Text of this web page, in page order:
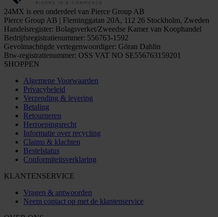
24MX is een onderdeel van Pierce Group AB
Pierce Group AB | Fleminggatan 20A, 112 26 Stockholm, Zweden
Handelsregister: Bolagsverket/Zweedse Kamer van Koophandel
Bedrijfsregistratienummer: 556763-1592
Gevolmachtigde vertegenwoordiger: Göran Dahlin
Btw-registratienummer: OSS VAT NO SE556763159201
SHOPPEN
Algemene Voorwaarden
Privacybeleid
Verzending & levering
Betaling
Retourneren
Herroepingsrecht
Informatie over recycling
Claims & klachten
Bestelstatus
Conformiteitsverklaring
KLANTENSERVICE
Vragen & antwoorden
Neem contact op met de klantenservice